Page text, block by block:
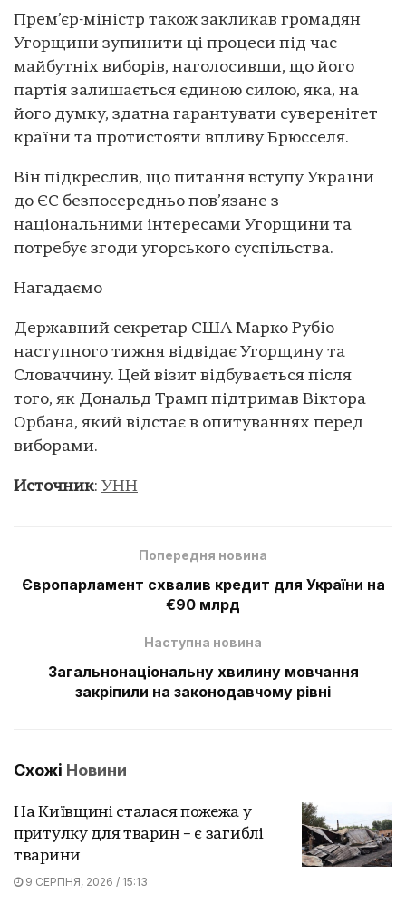
Прем’єр-міністр також закликав громадян
Угорщини зупинити ці процеси під час
майбутніх виборів, наголосивши, що його
партія залишається єдиною силою, яка, на
його думку, здатна гарантувати суверенітет
країни та протистояти впливу Брюсселя.
Він підкреслив, що питання вступу України
до ЄС безпосередньо пов’язане з
національними інтересами Угорщини та
потребує згоди угорського суспільства.
Нагадаємо
Державний секретар США Марко Рубіо
наступного тижня відвідає Угорщину та
Словаччину. Цей візит відбувається після
того, як Дональд Трамп підтримав Віктора
Орбана, який відстає в опитуваннях перед
виборами.
Источник: УНН
Попередня новина
Європарламент схвалив кредит для України на
€90 млрд
Наступна новина
Загальнонаціональну хвилину мовчання
закріпили на законодавчому рівні
Схожі Новини
На Київщині сталася пожежа у
притулку для тварин – є загиблі
тварини
9 СЕРПНЯ, 2026 / 15:13